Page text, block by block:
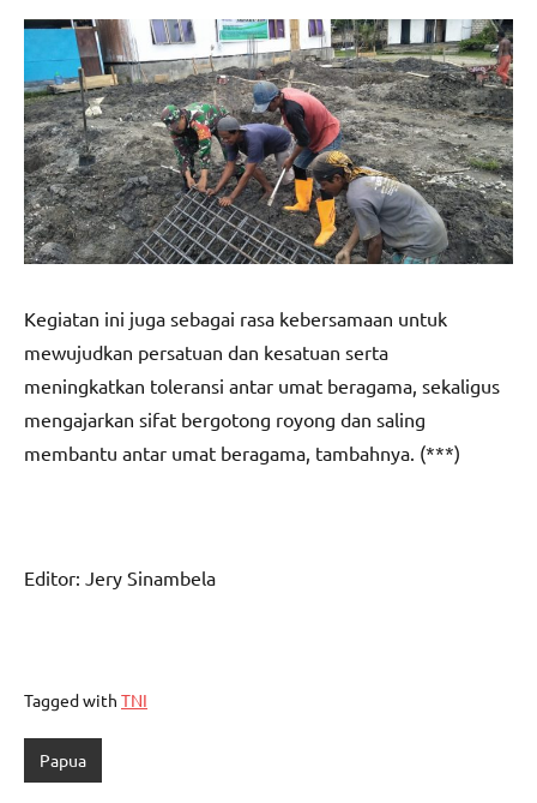
Kegiatan ini juga sebagai rasa kebersamaan untuk
mewujudkan persatuan dan kesatuan serta
meningkatkan toleransi antar umat beragama, sekaligus
mengajarkan sifat bergotong royong dan saling
membantu antar umat beragama, tambahnya. (***)
Editor: Jery Sinambela
Tagged with TNI
Papua